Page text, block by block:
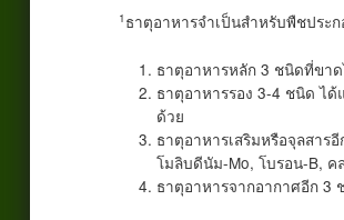
1 ธาตุอาหารจำเป็นสำหรับพืชประ
ธาตุอาหารหลัก 3 ชนิดที่ขา
ธาตุอาหารรอง 3-4 ชนิด ไ
ด้วย
ธาตุอาหารเสริมหรือจุลสาร
โมลิบดีนัม-Mo, โบรอน-B, ค
ธาตุอาหารจากอากาศอีก 3